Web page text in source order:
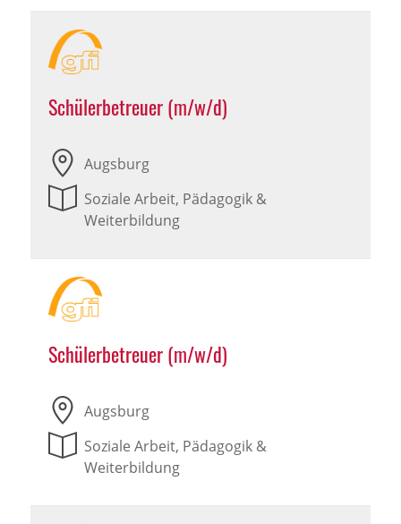
Schülerbetreuer (m/w/d)
Augsburg
Soziale Arbeit, Pädagogik &
Weiterbildung
Schülerbetreuer (m/w/d)
Augsburg
Soziale Arbeit, Pädagogik &
Weiterbildung